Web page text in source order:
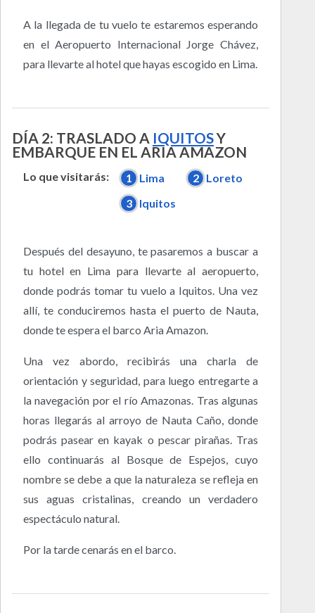
A la llegada de tu vuelo te estaremos esperando
en el Aeropuerto Internacional Jorge Chávez,
para llevarte al hotel que hayas escogido en Lima.
DÍA 2: TRASLADO A IQUITOSY
EMBARQUE EN EL ARIA AMAZON
Lo que visitarás: 1 Lima 2
Loreto
3
Iquitos
Después del desayuno, te pasaremos a buscar a
tu hotel en Lima para llevarte al aeropuerto,
donde podrás tomar tu vuelo a Iquitos. Una vez
allí, te conduciremos hasta el puerto de Nauta,
donde te espera el barco Aria Amazon.
Una vez abordo, recibirás una charla de
orientación y seguridad, para luego entregarte a
la navegación por el río Amazonas. Tras algunas
horas llegarás al arroyo de Nauta Caño, donde
podrás pasear en kayak o pescar pirañas. Tras
ello continuarás al Bosque de Espejos, cuyo
nombre se debe a que la naturaleza se refleja en
sus aguas cristalinas, creando un verdadero
espectáculo natural.
Por la tarde cenarás en el barco.